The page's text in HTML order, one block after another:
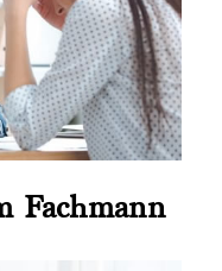
Fachmann